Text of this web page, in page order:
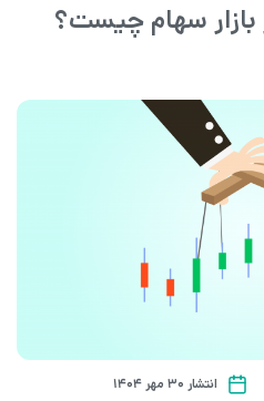
سهام چیست؟
انتشار ۳۰ مهر ۱۴۰۴